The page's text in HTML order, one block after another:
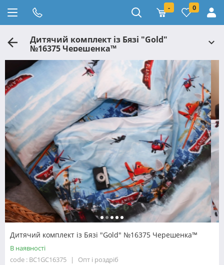
- 0
Дитячий комплект із Бязі "Gold"
№16375 Черешенка™
Дитячий комплект із Бязі "Gold" №16375 Черешенка™
В наявності
code : BC1GC16375
Опт і роздріб